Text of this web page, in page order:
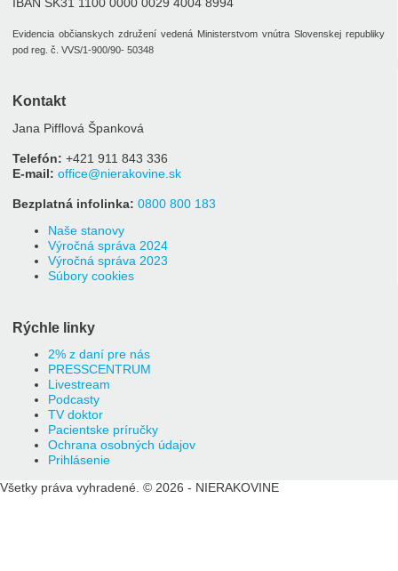
IBAN SK31 1100 0000 0029 4004 8994
Evidencia občianskych združení vedená Ministerstvom vnútra Slovenskej republiky
pod reg. č. VVS/1-900/90- 50348
Kontakt
Jana Pifflová Španková
Telefón: +421 911 843 336
E-mail: office@nierakovine.sk
Bezplatná infolinka: 0800 800 183
Naše stanovy
Výročná správa 2024
Výročná správa 2023
Súbory cookies
Rýchle linky
2% z daní pre nás
PRESSCENTRUM
Livestream
Podcasty
TV doktor
Pacientske príručky
Ochrana osobných údajov
Prihlásenie
Všetky práva vyhradené. © 2026 - NIERAKOVINE